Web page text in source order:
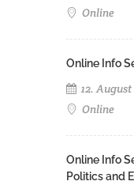
Online
Online Info
12.
Online
Online Info
Politics and